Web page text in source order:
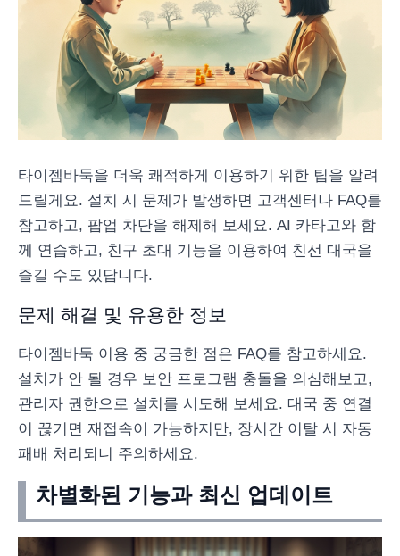
타이젬바둑을 더욱 쾌적하게 이용하기 위한 팁을 알려
드릴게요. 설치 시 문제가 발생하면 고객센터나 FAQ를
참고하고, 팝업 차단을 해제해 보세요. AI 카타고와 함
께 연습하고, 친구 초대 기능을 이용하여 친선 대국을
즐길 수도 있답니다.
문제 해결 및 유용한 정보
타이젬바둑 이용 중 궁금한 점은 FAQ를 참고하세요.
설치가 안 될 경우 보안 프로그램 충돌을 의심해보고,
관리자 권한으로 설치를 시도해 보세요. 대국 중 연결
이 끊기면 재접속이 가능하지만, 장시간 이탈 시 자동
패배 처리되니 주의하세요.
차별화된 기능과 최신 업데이트